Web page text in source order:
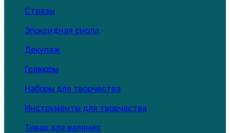
Стразы
Эпоксидная смола
Декупаж
Гравюры
Наборы для творчества
Инструменты для творчества
Товар для валяния